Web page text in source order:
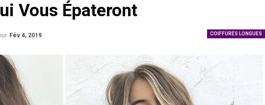
Vous Épateront
COIFFURES LONGUES
Fév 4, 2019
Pour Cheveux Épais /
Minces
Des Coiffures Avec Des Franges
Légères Et Vaporeuses